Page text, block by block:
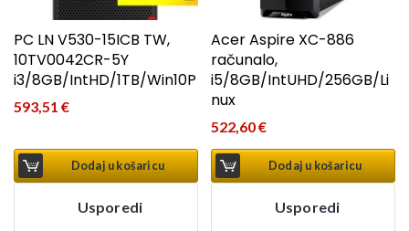
PC LN V530-15ICB TW,
10TV0042CR-5Y
i3/8GB/IntHD/1TB/Win10P
593,51 €
Dodaj u košaricu
Usporedi
Acer Aspire XC-886
računalo,
i5/8GB/IntUHD/256GB/Li
nux
522,60€
Dodaj u košaricu
Usporedi